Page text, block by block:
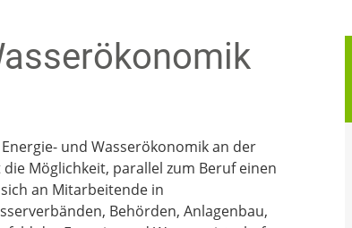
und Wasserökonomik an der
Möglichkeit, parallel zum Beruf einen
an Mitarbeitende in
Behörden, Anlagenbau,